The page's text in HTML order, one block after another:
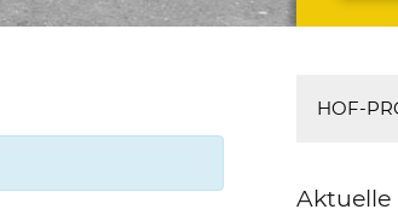
HOF-
Aktuelle